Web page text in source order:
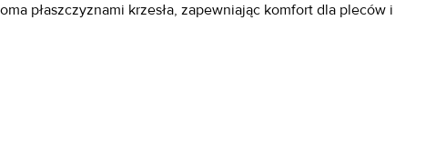
płaszczyznami krzesła, zapewniając komfort dla pleców i